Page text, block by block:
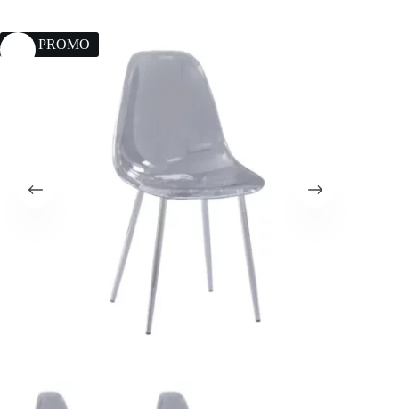
22% PROMO